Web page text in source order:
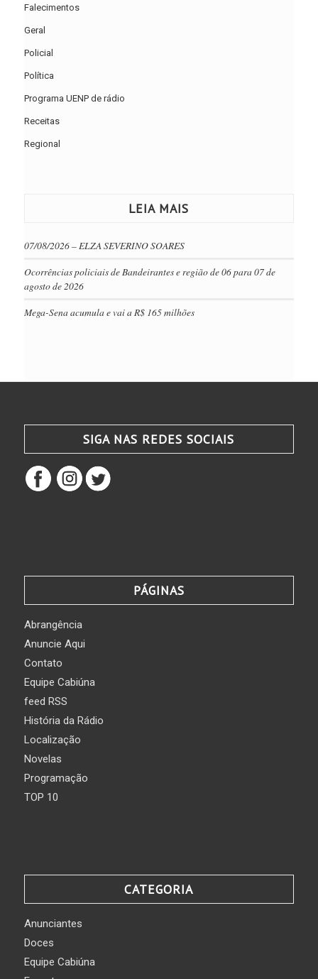
Falecimentos
Geral
Policial
Política
Programa UENP de rádio
Receitas
Regional
LEIA MAIS
07/08/2026 – ELZA SEVERINO SOARES
Ocorrências policiais de Bandeirantes e região de 06 para 07 de
agosto de 2026
Mega-Sena acumula e vai a R$ 165 milhões
SIGA NAS REDES SOCIAIS
PÁGINAS
Abrangência
Anuncie Aqui
Contato
Equipe Cabiúna
feed RSS
História da Rádio
Localização
Novelas
Programação
TOP 10
CATEGORIA
Anunciantes
Doces
Equipe Cabiúna